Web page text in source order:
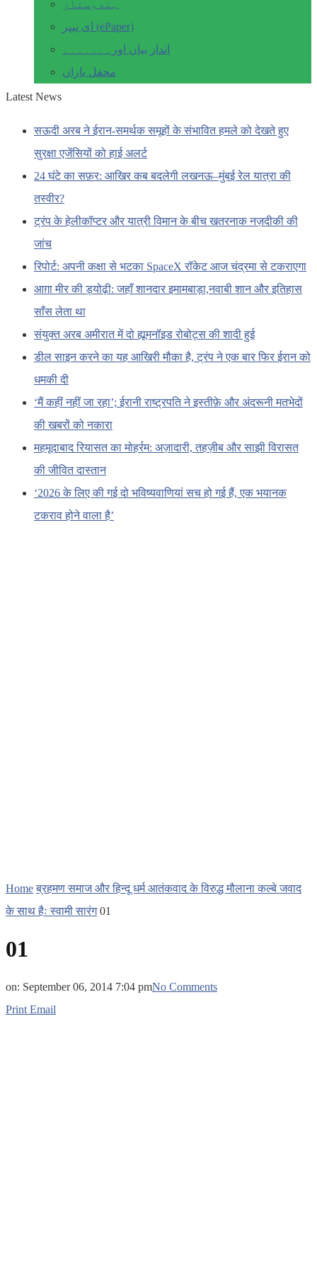
ہندوستان
ای پیپر (ePaper)
انداز بیاں اور۔۔۔۔۔۔۔
محفل یاراں
Latest News
सऊदी अरब ने ईरान-समर्थक समूहों के संभावित हमले को देखते हुए
सुरक्षा एजेंसियों को हाई अलर्ट
24 घंटे का सफ़र: आखिर कब बदलेगी लखनऊ–मुंबई रेल यात्रा की
तस्वीर?
ट्रंप के हेलीकॉप्टर और यात्री विमान के बीच खतरनाक नज़दीकी की
जांच
रिपोर्ट: अपनी कक्षा से भटका SpaceX रॉकेट आज चंद्रमा से टकराएगा
आग़ा मीर की ड्योढ़ी: जहाँ शानदार इमामबाड़ा,नवाबी शान और इतिहास
साँस लेता था
संयुक्त अरब अमीरात में दो ह्यूमनॉइड रोबोट्स की शादी हुई
डील साइन करने का यह आखिरी मौका है, ट्रंप ने एक बार फिर ईरान को
धमकी दी
‘मैं कहीं नहीं जा रहा’; ईरानी राष्ट्रपति ने इस्तीफ़े और अंदरूनी मतभेदों
की खबरों को नकारा
महमूदाबाद रियासत का मोहर्रम: अज़ादारी, तहज़ीब और साझी विरासत
की जीवित दास्तान
‘2026 के लिए की गई दो भविष्यवाणियां सच हो गई हैं, एक भयानक
टकराव होने वाला है’
Home ​ब्रहमण समाज और हिन्दू धर्म आतंकवाद के विरुद्ध मौलाना कल्बे जवाद
के साथ हैः स्वामी सारंग 01
01
on: September 06, 2014 7:04 pmNo Comments
Print Email